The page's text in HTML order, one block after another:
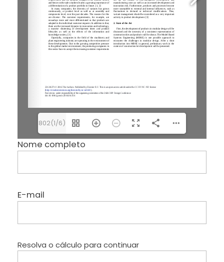
802(1/6)
Nome completo
E-mail
Resolva o cálculo para continuar